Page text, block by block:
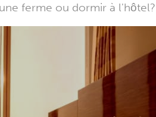
ferme ou dormir à l'hôtel?